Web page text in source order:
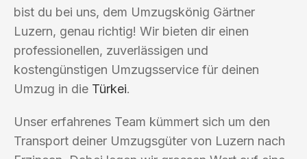
bist du bei uns, dem Umzugskönig Gärtner
Luzern, genau richtig! Wir bieten dir einen
professionellen, zuverlässigen und
kostengünstigen Umzugsservice für deinen
Umzug in die Türkei.
Unser erfahrenes Team kümmert sich um den
Transport deiner Umzugsgüter von Luzern nach